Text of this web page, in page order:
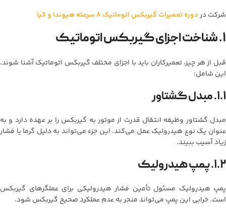
شرکت دردوره تعمیرات گیربکس اتوماتیک 8 سرعته هیوندا و کیا
۱. شناخت اجزای گیربکس اتوماتیک
قبل از هر چیز، تعمیرکاران باید با اجزای مختلف گیربکس اتوماتیک آشنا شوند.
این شامل:
۱.۱. مبدل گشتاور
مبدل گشتاور وظیفه انتقال قدرت از موتور به گیربکس را بر عهده دارد و به
عنوان یک نوع هیدرولیک عمل می‌کند. این جزء می‌تواند به دلیل گرما یا فشار
زیاد آسیب ببیند.
۱.۲. پمپ هیدرولیک
پمپ هیدرولیک مسئول تأمین فشار هیدرولیکی برای عملگرهای گیربکس
است. خرابی این پمپ می‌تواند منجر به عدم عملکرد صحیح گیربکس شود.